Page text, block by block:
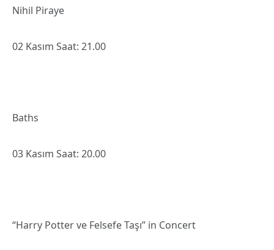
Nihil Piraye
02 Kasım Saat: 21.00
Baths
03 Kasım Saat: 20.00
“Harry Potter ve Felsefe Taşı” in Concert